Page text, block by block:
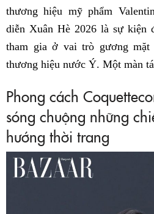
thương hiệu mỹ phẩm
diễn Xuân Hè 2026 là sự kiện
tham gia ở vai trò gương mặt
thương hiệu nước Ý. Một màn
Phong cách
sóng chuộng những
hướng thời trang